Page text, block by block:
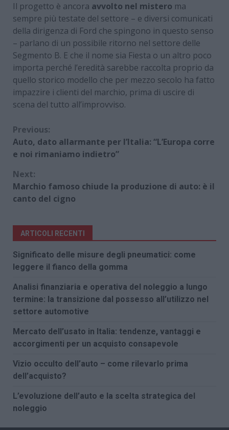
Il progetto è ancora avvolto nel mistero ma
sempre più testate del settore – e diversi comunicati
della dirigenza di Ford che spingono in questo senso
– parlano di un possibile ritorno nel settore delle
Segmento B. E che il nome sia Fiesta o un altro poco
importa perché l’eredità sarebbe raccolta proprio da
quello storico modello che per mezzo secolo ha fatto
impazzire i clienti del marchio, prima di uscire di
scena del tutto all’improvviso.
Continue
Reading
Previous:
Auto, dato allarmante per l’Italia: “L’Europa corre
e noi rimaniamo indietro”
Next:
Marchio famoso chiude la produzione di auto: è il
canto del cigno
ARTICOLI RECENTI
Significato delle misure degli pneumatici: come
leggere il fianco della gomma
Analisi finanziaria e operativa del noleggio a lungo
termine: la transizione dal possesso all’utilizzo nel
settore automotive
Mercato dell’usato in Italia: tendenze, vantaggi e
accorgimenti per un acquisto consapevole
Vizio occulto dell’auto – come rilevarlo prima
dell’acquisto?
L’evoluzione dell’auto e la scelta strategica del
noleggio